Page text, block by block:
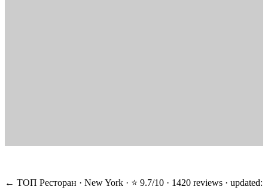
← ТОП Ресторан · New York · ⭐ 9.7/10 · 1420 reviews · updated: